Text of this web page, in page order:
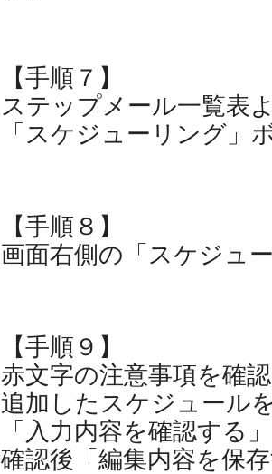
【手順７】
ステップメール一覧表
「スケジューリング」
【手順８】
画面右側の「スケジュ
【手順９】
赤文字の注意事項を確
追加したスケジュール
「入力内容を確認する
確認後「編集内容を保